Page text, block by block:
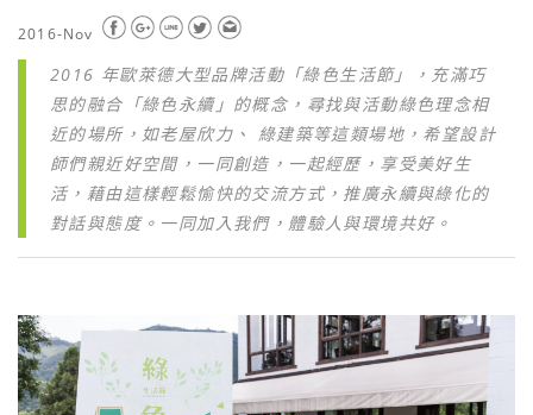
2016-Nov
2016 年歐萊德大型品牌活動「綠色生活節」，充滿巧
思的融合「綠色永續」的概念，尋找與活動綠色理念相
近的場所，如老屋欣力、 綠建築等這類場地，希望設計
師們親近好空間，一同創造，一起經歷，享受美好生
活，藉由這樣輕鬆愉快的交流方式，推廣永續與綠化的
對話與態度。一同加入我們，體驗人與環境共好。